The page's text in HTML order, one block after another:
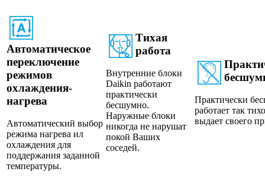
Автоматическое
переключение
режимов
охлаждения-
нагрева
Автоматический выбор
режима нагрева ил
охлаждения для
поддержания заданной
температуры.
Тихая
работа
Внутренние блоки
Daikin работают
практически
бесшумно.
Наружные блоки
никогда не нарушат
покой Ваших
соседей.
Практически
работает так
выдает своего